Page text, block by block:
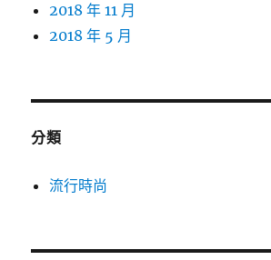
2018 年 11 月
2018 年 5 月
分類
流行時尚